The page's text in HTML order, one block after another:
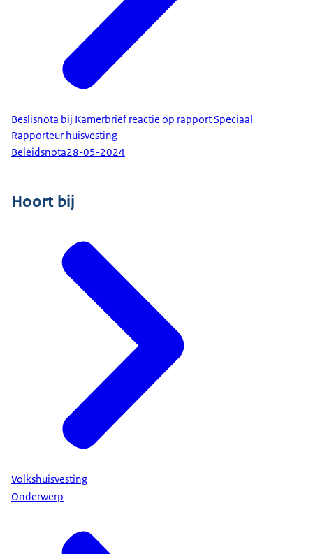
Beslisnota bij Kamerbrief reactie op rapport Speciaal
Rapporteur huisvesting
Beleidsnota28-05-2024
Hoort bij
Volkshuisvesting
Onderwerp